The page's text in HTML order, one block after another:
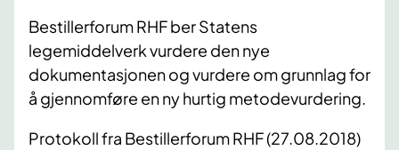
Bestillerforum RHF ber Statens
legemiddelverk vurdere den nye
dokumentasjonen og vurdere om grunnlag for
å gjennomføre en ny hurtig metodevurdering.
Protokoll fra Bestillerforum RHF (27.08.2018)